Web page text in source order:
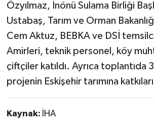
Özyılmaz, İnönü Sulama Birliği
Ustabaş, Tarım ve Orman
Cem Aktuz, BEBKA ve DSİ
Amirleri, teknik personel, köy
çiftçiler katıldı. Ayrıca toplantıda
projenin Eskişehir tarımına
Kaynak: İHA